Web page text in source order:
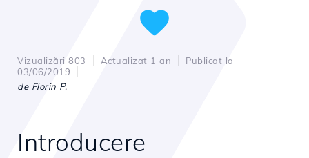
Vizualizări 803 Actualizat 1 an
Publicat la
03/06/2019
de Florin P.
Introducere